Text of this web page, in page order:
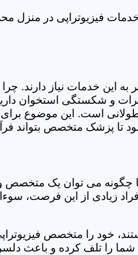
فیزیوتراپی در منزل
به این خدمات نیاز دارند.
و شکستگی استخوان دارید
است. این موضوع برای
تا پزشک متخصص بتواند
چگونه می توان یک متخصص
زیادی از این فرصت،
خود را متخصص
را تلف کرده و باعث